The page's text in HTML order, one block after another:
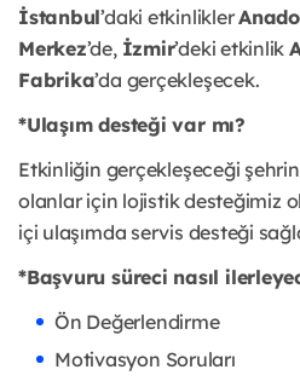
İstanbul’daki etkinlikler
Merkez’de, İzmir’deki etkinlik
Fabrika’da gerçekleşecek.
*Ulaşım desteği var mı?
Etkinliğin gerçekleşeceği şehrin
olanlar için lojistik desteğimiz
içi ulaşımda servis desteği
*Başvuru süreci nasıl
Ön Değerlendirme
Motivasyon Soruları